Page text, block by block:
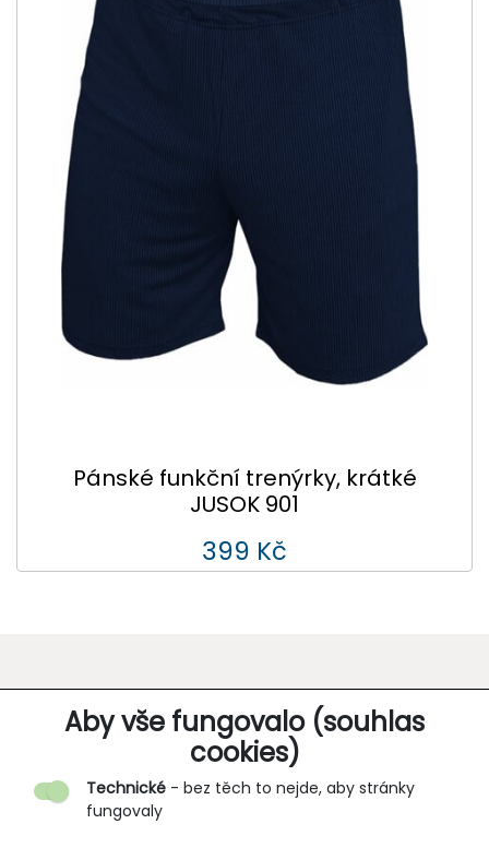
Aby vše fungovalo (souhlas
cookies)
Technické - bez těch to nejde, aby stránky
fungovaly
Pánské funkční trenýrky, krátké
JUSOK 901
399 Kč
O SPOLEČNOSTI
O nás
Partnerské prodejny